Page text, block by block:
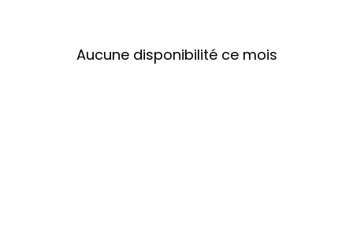
Aucune disponibilité ce mois